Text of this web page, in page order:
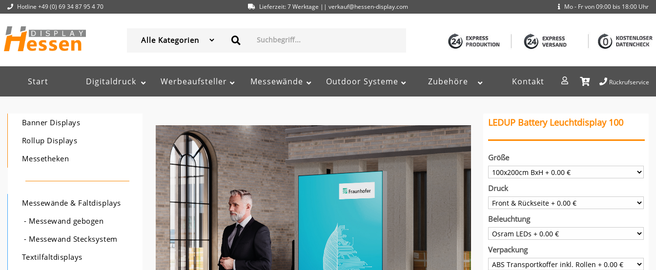
Hotline +49 (0) 69 34 87 95 4 70 Lieferzeit: 7 Werktage || verkauf@hessen-display.com Mo - Fr von 09:00 bis 18:00 Uhr
Start Digitaldruck Werbeaufsteller Messewände Outdoor Systeme Zubehöre Kontakt Rückrufservice
Banner Displays
Rollup Displays
Messetheken
Messewände & Faltdisplays
- Messewand gebogen
- Messewand Stecksystem
Textilfaltdisplays
95617584000
LEDUP Battery Leuchtdisplay 100
Größe
Druck
Beleuchtung
Verpackung